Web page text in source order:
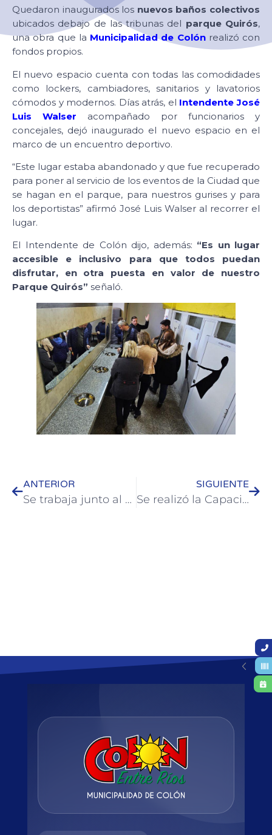
Quedaron inaugurados los nuevos baños colectivos
ubicados debajo de las tribunas del parque Quirós,
una obra que la Municipalidad de Colónrealizó con
fondos propios.
El nuevo espacio cuenta con todas las comodidades
como lockers, cambiadores, sanitarios y lavatorios
cómodos y modernos. Días atrás, el Intendente José
Luis Walser acompañado por funcionarios y
concejales, dejó inaugurado el nuevo espacio en el
marco de un encuentro deportivo.
“Este lugar estaba abandonado y que fue recuperado
para poner al servicio de los eventos de la Ciudad que
se hagan en el parque, para nuestros gurises y para
los deportistas” afirmó José Luis Walser al recorrer el
lugar.
El Intendente de Colón dijo, además: “Es un lugar
accesible e inclusivo para que todos puedan
disfrutar, en otra puesta en valor de nuestro
Parque Quirós” señaló.
ANTERIOR
Se trabaja junto al sindicato ATE nacional para que afiliados visiten Colón
SIGUIENTE
Se realizó la Capacitación sobre Representación Letrada del Varón Denunciado en Procesos de Violencia